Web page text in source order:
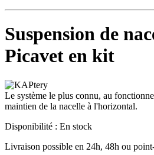
Suspension de
Picavet en kit
Le système le plus connu, au
maintien de la nacelle à l'horizontal.
Disponibilité : En stock
Livraison possible en 24h, 48h ou